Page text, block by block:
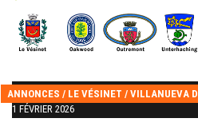
ANNONCES / LE VÉSINET / VILLANUEVA
1 FÉVRIER 2026